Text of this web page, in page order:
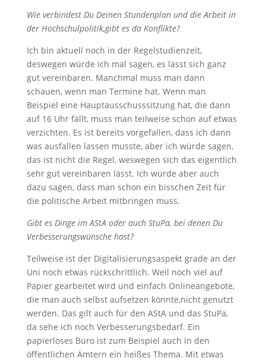
Wie verbindest Du Deinen Stundenplan und die Arbeit in
der Hochschulpolitik,gibt es da Konflikte?
Ich bin aktuell noch in der Regelstudienzeit,
deswegen würde ich mal sagen, es lässt sich ganz
gut vereinbaren. Manchmal muss man dann
schauen, wenn man Termine hat. Wenn man
Beispiel eine Hauptausschusssitzung hat, die dann
auf 16 Uhr fällt, muss man teilweise schon auf etwas
verzichten. Es ist bereits vorgefallen, dass ich dann
was ausfallen lassen musste, aber ich würde sagen,
das ist nicht die Regel, weswegen sich das eigentlich
sehr gut vereinbaren lässt. Ich würde aber auch
dazu sagen, dass man schon ein bisschen Zeit für
die politische Arbeit mitbringen muss.
Gibt es Dinge im AStA oder auch StuPa, bei denen Du
Verbesserungswünsche hast?
Teilweise ist der Digitalisierungsaspekt grade an der
Uni noch etwas rückschrittlich. Weil noch viel auf
Papier gearbeitet wird und einfach Onlineangebote,
die man auch selbst aufsetzen könnte,nicht genutzt
werden. Das gilt auch für den AStA und das StuPa,
da sehe ich noch Verbesserungsbedarf. Ein
papierloses Büro ist zum Beispiel auch in den
öffentlichen Ämtern ein heißes Thema. Mit etwas